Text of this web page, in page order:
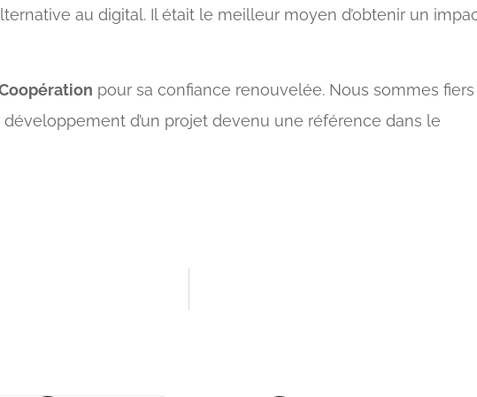
au digital. Il était le meilleur moyen d’obtenir un
pour sa confiance renouvelée. Nous sommes fiers
développement d’un projet devenu une référence dans le